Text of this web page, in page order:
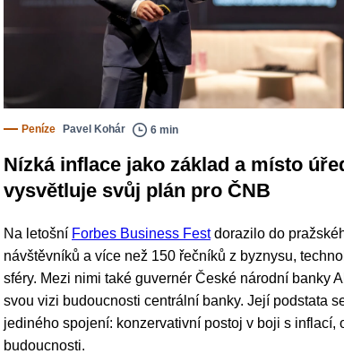
Peníze Pavel Kohár 6 min
Nízká inflace jako základ a místo
vysvětluje svůj plán pro ČNB
Na letošní Forbes Business Festdorazilo do
návštěvníků a více než 150 řečníků z byznysu,
sféry. Mezi nimi také guvernér České národní banky
svou vizi budoucnosti centrální banky. Její podstata
jediného spojení: konzervativní postoj v boji s inflací,
budoucnosti.